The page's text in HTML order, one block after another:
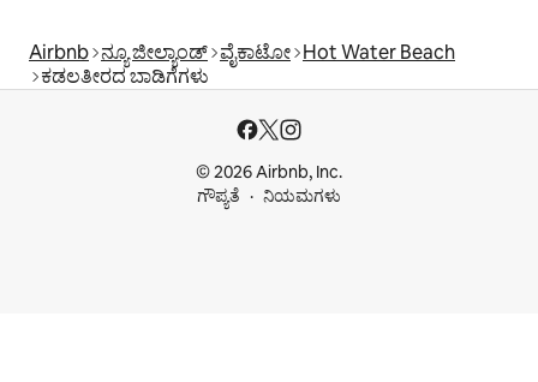
Airbnb ನ್ಯೂ ಜೀಲ್ಯಾಂಡ್ ವೈಕಾಟೋ Hot Water Beach
ಕಡಲತೀರದ ಬಾಡಿಗೆಗಳು
© 2026 Airbnb, Inc.
ಗೌಪ್ಯತೆ
ನಿಯಮಗಳು